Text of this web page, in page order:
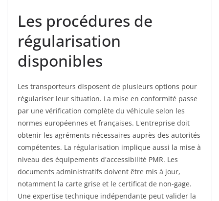
Les procédures de
régularisation
disponibles
Les transporteurs disposent de plusieurs options pour
régulariser leur situation. La mise en conformité passe
par une vérification complète du véhicule selon les
normes européennes et françaises. L'entreprise doit
obtenir les agréments nécessaires auprès des autorités
compétentes. La régularisation implique aussi la mise à
niveau des équipements d'accessibilité PMR. Les
documents administratifs doivent être mis à jour,
notamment la carte grise et le certificat de non-gage.
Une expertise technique indépendante peut valider la